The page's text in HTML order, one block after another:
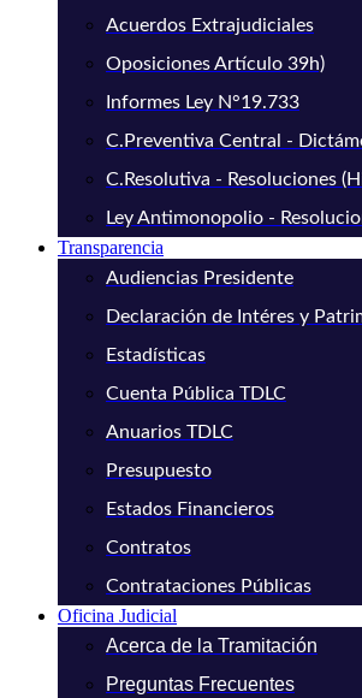
Acuerdos Extrajudiciales
Oposiciones Artículo 39h)
Informes Ley N°19.733
C.Preventiva Central -
C.Resolutiva - Resoluciones
Ley Antimonopolio -
Transparencia
Audiencias Presidente
Declaración de Intéres y
Estadísticas
Cuenta Pública TDLC
Anuarios TDLC
Presupuesto
Estados Financieros
Contratos
Contrataciones Públicas
Oficina Judicial
Acerca de la Tramitación
Preguntas Frecuentes